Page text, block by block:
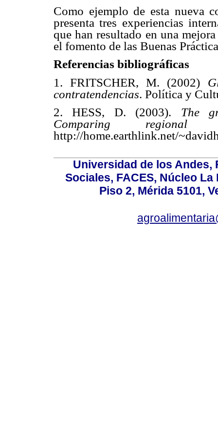
Como ejemplo de esta nueva
presenta tres experiencias
que han resultado en una
el fomento de las Buenas
Referencias bibliográficas
1. FRITSCHER, M. (2002)
contratendencias. Política y
2. HESS, D. (2003). The
Comparing regional
http://home.earthlink.net/
Universidad de los Andes,
Sociales, FACES, Núcleo
Piso 2, Mérida 5101,